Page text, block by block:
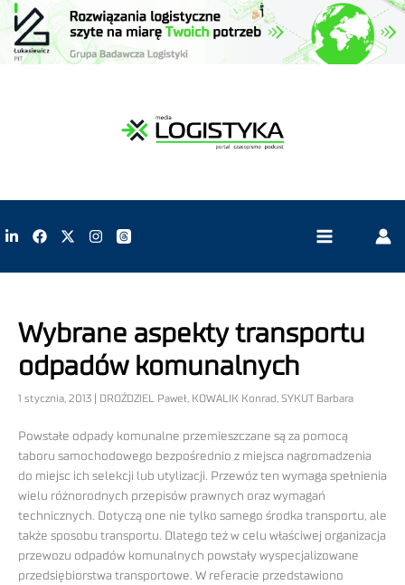
Wybrane aspekty transportu
odpadów komunalnych
1 stycznia, 2013 | DROŹDZIEL Paweł, KOWALIK Konrad, SYKUT Barbara
Powstałe odpady komunalne przemieszczane są za pomocą
taboru samochodowego bezpośrednio z miejsca nagromadzenia
do miejsc ich selekcji lub utylizacji. Przewóz ten wymaga spełnienia
wielu różnorodnych przepisów prawnych oraz wymagań
technicznych. Dotyczą one nie tylko samego środka transportu, ale
także sposobu transportu. Dlatego też w celu właściwej organizacja
przewozu odpadów komunalnych powstały wyspecjalizowane
przedsiębiorstwa transportowe. W referacie przedstawiono